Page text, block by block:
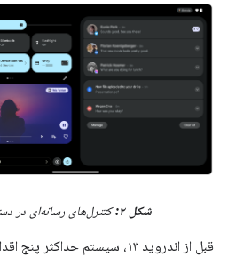
شکل ۲: کنترل‌های رسانه‌ای در
قبل از اندروید ۱۳، سیستم حداکثر پنج اقدام را از اعلان